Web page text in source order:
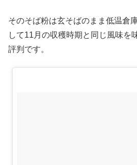
そのそば粉は玄そばのまま低温倉
して11月の収穫時期と同じ風味を
評判です。